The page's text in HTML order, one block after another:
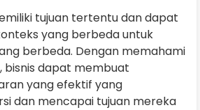
tujuan tertentu dan dapat
yang berbeda untuk
berbeda. Dengan memahami
bisnis dapat membuat
yang efektif yang
dan mencapai tujuan mereka